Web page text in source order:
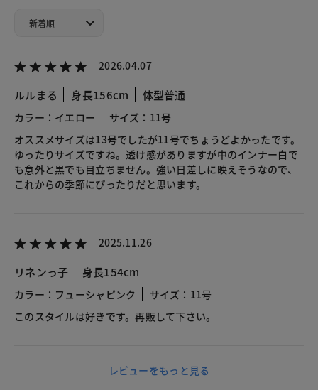
2026.04.07
ルルまる 身長156cm 体型普通
カラー：イエロー
サイズ：11号
オススメサイズは13号でしたが11号でちょうどよかったです。
ゆったりサイズですね。透け感がありますが中のインナー白で
も意外と黒でも目立ちません。強い日差しに映えそうなので、
これからの季節にぴったりだと思います。
2025.11.26
リネンっ子 身長154cm
カラー：フューシャピンク
サイズ：11号
このスタイルは好きです。再販して下さい。
レビューをもっと見る